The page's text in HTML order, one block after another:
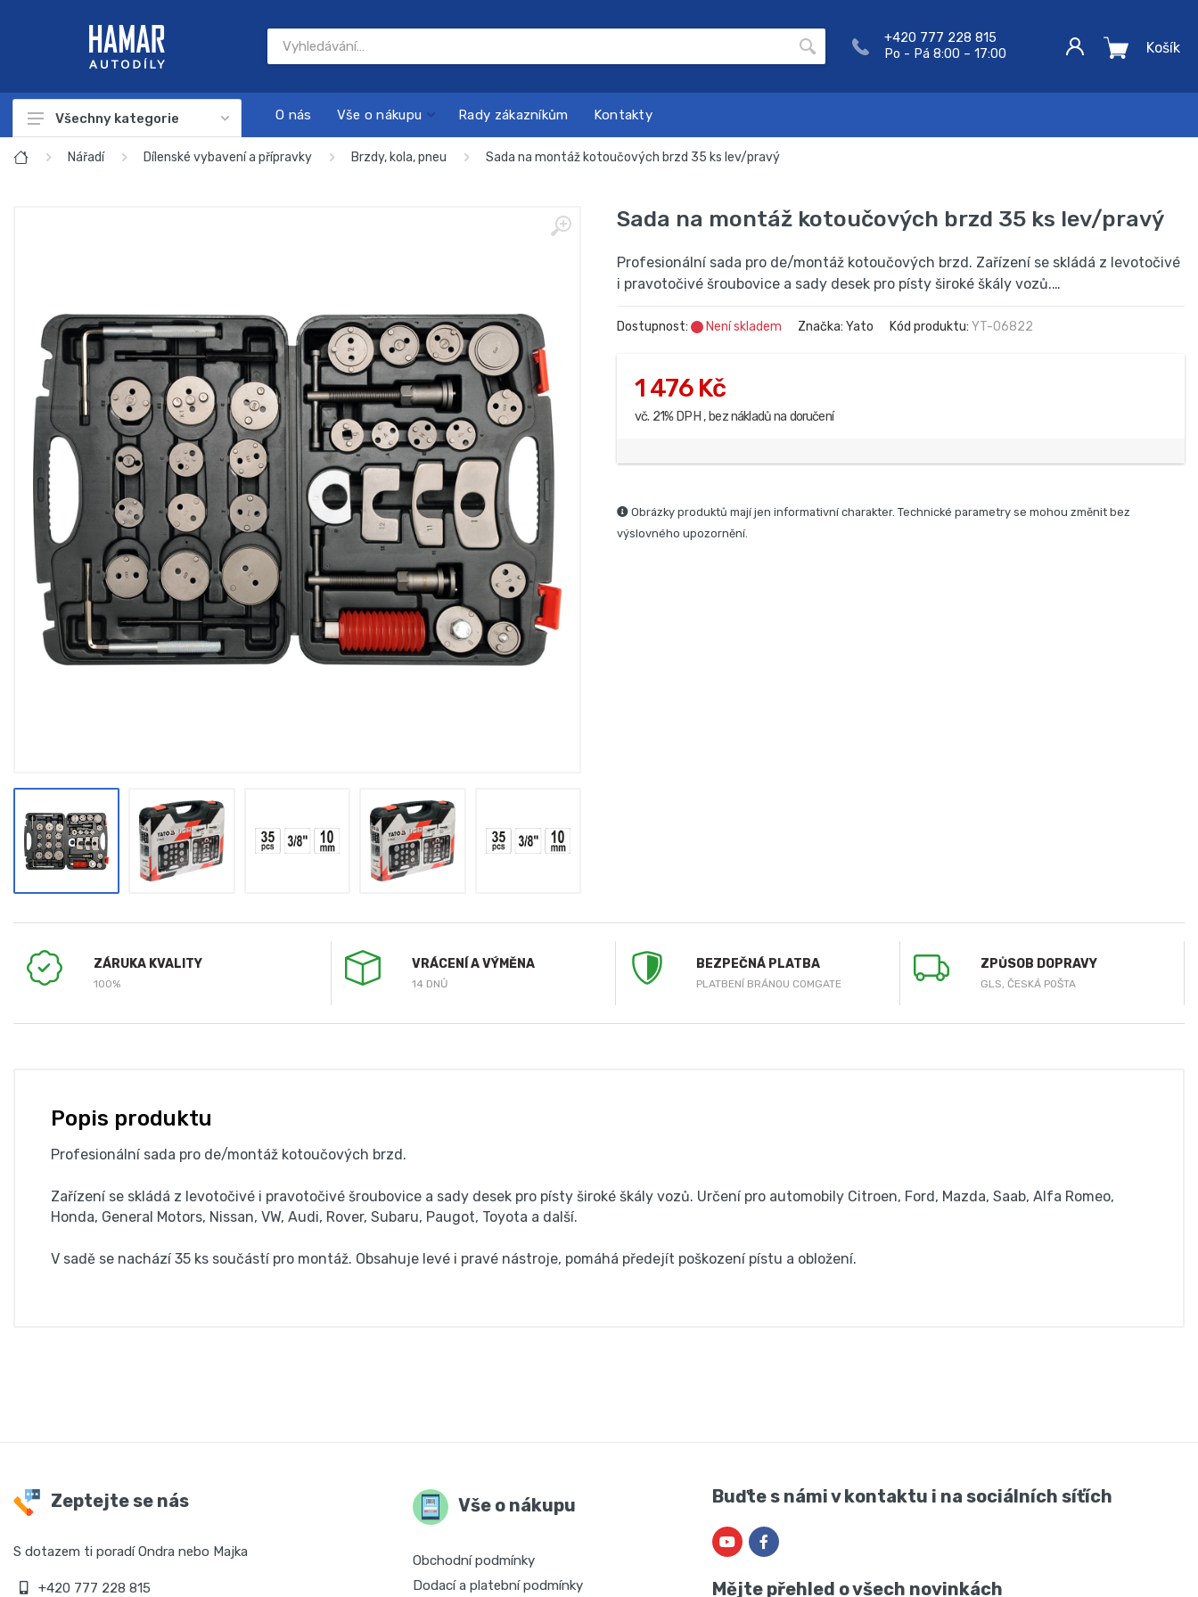
+420 777 228 815
Po - Pá 8:00 – 17:00
Košík
Autodíly
Nářadí
Sada na servis a údržbu motoru
Startovací zdroje
Všechny kategorie O nás Vše o nákupu Rady zákazníkům Kontakty
Nářadí Dílenské vybavení a přípravky Brzdy, kola, pneu Sada na montáž kotoučových brzd 35 ks lev/pravý
Sada na montáž kotoučových brzd 35 ks lev/pravý
Profesionální sada pro de/montáž kotoučových brzd. Zařízení se skládá z levotočivé
i pravotočivé šroubovice a sady desek pro písty široké škály vozů.…
Dostupnost: Není skladem Značka: Yato Kód produktu: YT-06822
1 476 Kč
vč. 21% DPH , bez nákladů na doručení
Obrázky produktů mají jen informativní charakter. Technické parametry se mohou změnit bez
výslovného upozornění.
ZÁRUKA KVALITY
100%
VRÁCENÍ A VÝMĚNA
14 DNŮ
BEZPEČNÁ PLATBA
PLATBENÍ BRÁNOU COMGATE
ZPŮSOB DOPRAVY
GLS, ČESKÁ POŠTA
Popis produktu
Profesionální sada pro de/montáž kotoučových brzd.
Zařízení se skládá z levotočivé i pravotočivé šroubovice a sady desek pro písty široké škály vozů. Určení pro automobily Citroen, Ford, Mazda, Saab, Alfa Romeo,
Honda, General Motors, Nissan, VW, Audi, Rover, Subaru, Paugot, Toyota a další.
V sadě se nachází 35 ks součástí pro montáž. Obsahuje levé i pravé nástroje, pomáhá předejít poškození pístu a obložení.
Zeptejte se nás
S dotazem ti poradí Ondra nebo Majka
+420 777 228 815
Vše o nákupu
Obchodní podmínky
Dodací a platební podmínky
Buďte s námi v kontaktu i na sociálních síťích
Mějte přehled o všech novinkách